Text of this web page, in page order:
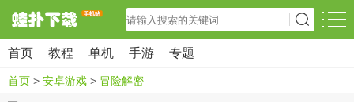
首页 教程 单机 手游 专题
首页 > 安卓游戏 > 冒险解密